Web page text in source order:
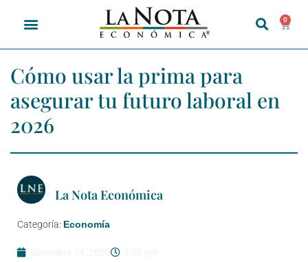
0
Cómo usar la prima para
asegurar tu futuro laboral en
2026
La Nota Económica
Categoría: Economía